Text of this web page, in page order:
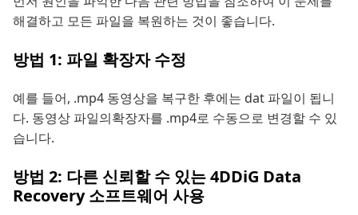
해결하고 모든 파일을 복원하는 것이 좋습니다.
방법 1: 파일 확장자 수정
예를 들어, .mp4 동영상을 복구한 후에는 dat 파일이 됩니
다. 동영상 파일의확장자를 .mp4로 수동으로 변경할 수 있
습니다.
방법 2: 다른 신뢰할 수 있는 4DDiG Data
Recovery 소프트웨어 사용